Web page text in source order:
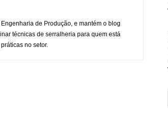
de Produção, e mantém o blog
técnicas de serralheria para quem está
no setor.